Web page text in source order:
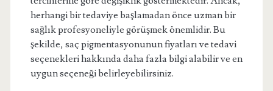
herhangi bir tedaviye başlamadan önce uzman bir
sağlık profesyoneliyle görüşmek önemlidir. Bu
şekilde, saç pigmentasyonunun fiyatları ve tedavi
seçenekleri hakkında daha fazla bilgi alabilir ve en
uygun seçeneği belirleyebilirsiniz.